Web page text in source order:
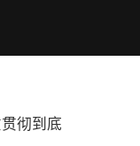
彻到底